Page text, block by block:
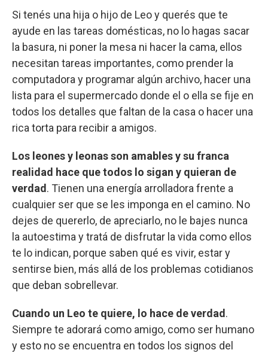
Si tenés una hija o hijo de Leo y querés que te
ayude en las tareas domésticas, no lo hagas sacar
la basura, ni poner la mesa ni hacer la cama, ellos
necesitan tareas importantes, como prender la
computadora y programar algún archivo, hacer una
lista para el supermercado donde el o ella se fije en
todos los detalles que faltan de la casa o hacer una
rica torta para recibir a amigos.
Los leones y leonas son amables y su franca
realidad hace que todos lo sigan y quieran de
verdad. Tienen una energía arrolladora frente a
cualquier ser que se les imponga en el camino. No
dejes de quererlo, de apreciarlo, no le bajes nunca
la autoestima y tratá de disfrutar la vida como ellos
te lo indican, porque saben qué es vivir, estar y
sentirse bien, más allá de los problemas cotidianos
que deban sobrellevar.
Cuando un Leo te quiere, lo hace de verdad.
Siempre te adorará como amigo, como ser humano
y esto no se encuentra en todos los signos del